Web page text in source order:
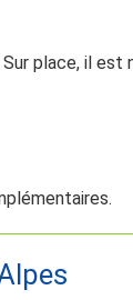
place, il est